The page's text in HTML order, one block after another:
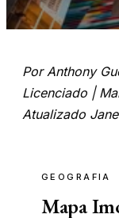
Por Anthony
Licenciado |
Atualizado
GEOGRAFIA
Mapa